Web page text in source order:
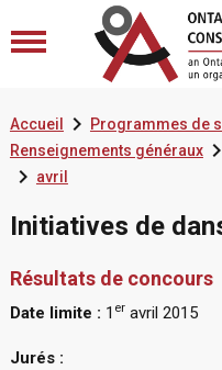
Accueil  Programmes de
Renseignements généraux
 avril
Initiatives de
Résultats de concours
Date limite : 1 eravril 2015
Jurés :